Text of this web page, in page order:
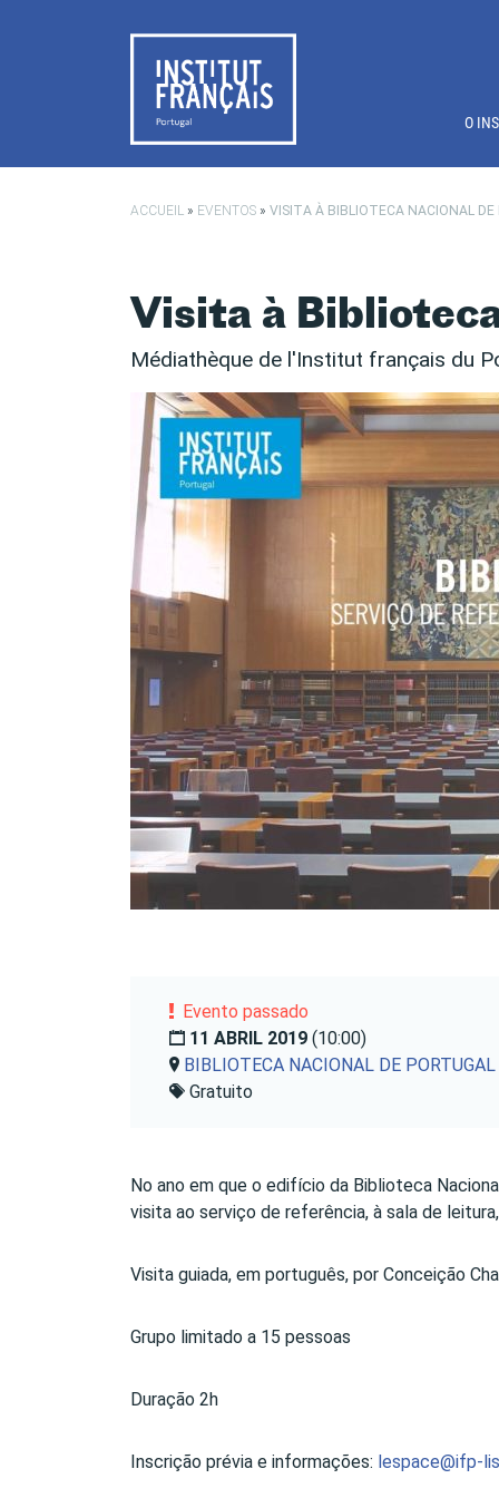
O
ACCUEIL » EVENTOS » VISITA À BIBLIOTECA NACIONAL DE
Visita à
Médiathèque de l'Institut français du
Evento passado
11 ABRIL 2019 (10:00)
BIBLIOTECA NACIONAL DE PORTUGAL
Gratuito
No ano em que o edifício da Biblioteca
visita ao serviço de referência, à sala de
Visita guiada, em português, por Conceição
Grupo limitado a 15 pessoas
Duração 2h
Inscrição prévia e informações: lespace@ifp-